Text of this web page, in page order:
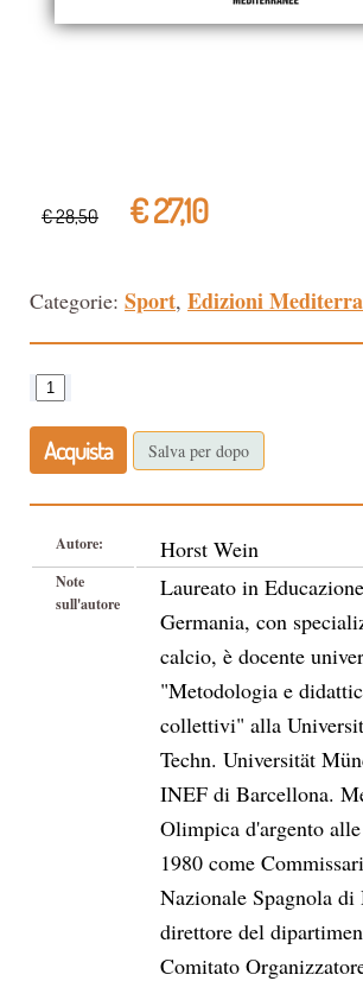
€ 28,50 € 27,10
Categorie: Sport, Edizioni
Acquista Salva per dopo
Autore: Horst Wein
Note
sull'autore
Laureato in
Germania, con
calcio, è docente
"Metodologia e
collettivi" alla
Techn. Universität
INEF di Barcellona.
Olimpica d'argento
1980 come
Nazionale Spagnola di
direttore del
Comitato